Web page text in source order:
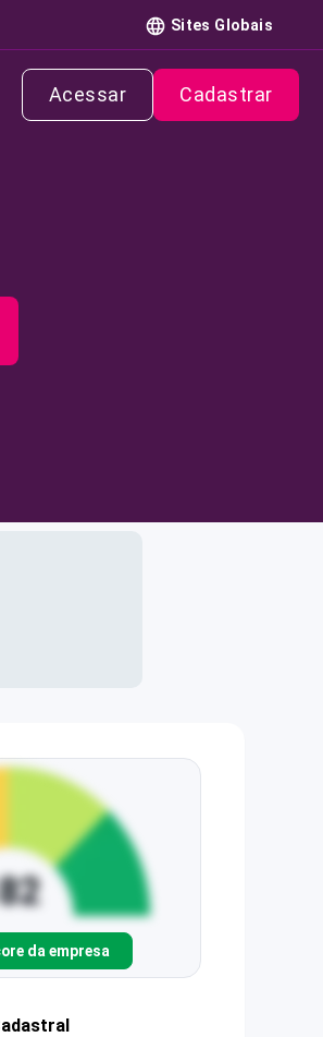
Sites Globais
Acessar Cadastrar
da empresa